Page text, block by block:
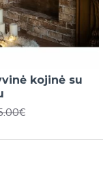
kojinė su